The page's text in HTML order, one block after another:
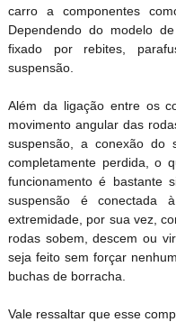
carro a componentes
Dependendo do modelo
fixado por rebites,
suspensão.
Além da ligação entre os
movimento angular das
suspensão, a conexão do
completamente perdida, o
funcionamento é bastante
suspensão é
extremidade, por sua vez,
rodas sobem, descem ou
seja feito sem forçar
buchas de borracha.
Vale ressaltar que esse